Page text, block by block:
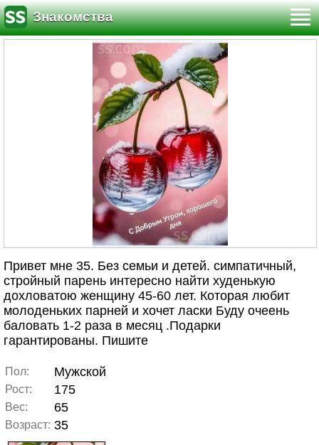
Знакомства
Привет мне 35. Без семьи и детей. симпатичный,
стройный парень интересно найти худенькую
дохловатою женщину 45-60 лет. Которая любит
молоденьких парней и хочет ласки Буду очеень
баловать 1-2 раза в месяц .Подарки
гарантированы. Пишите
Пол: Мужской
Рост: 175
Вес: 65
Возраст: 35